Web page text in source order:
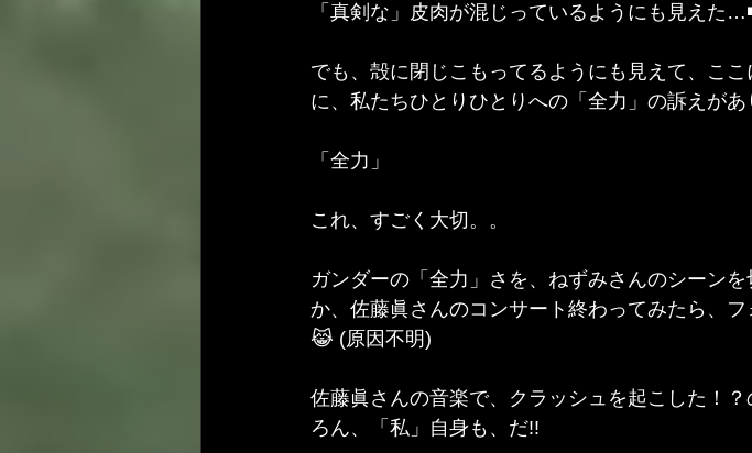
「真剣な」皮肉が混じっているようにも見えた
でも、殻に閉じこもってるようにも見えて、こ
に、私たちひとりひとりへの「全力」の訴えがあ
「全力」
これ、すごく大切。。
ガンダーの「全力」さを、ねずみさんのシーン
か、佐藤眞さんのコンサート終わってみたら、
😹 (原因不明)
佐藤眞さんの音楽で、クラッシュを起こした！
ろん、「私」自身も、だ!!